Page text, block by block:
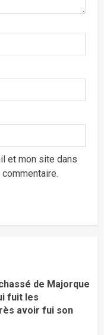
et mon site dans
de Majorque
fuit les
avoir fui son